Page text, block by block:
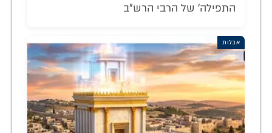
התפילה' של הרבי הרש"ב
אבלות